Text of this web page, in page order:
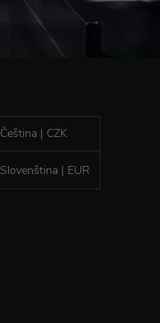
Čeština | CZK
Slovenština | EUR